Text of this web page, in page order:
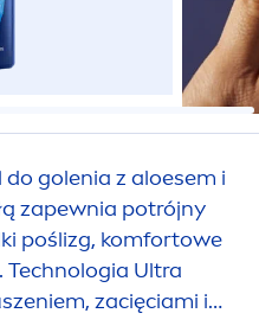
do golenia z aloesem i
zapewnia potrójny
poślizg, komfortowe
Technologia Ultra
zacięciami i